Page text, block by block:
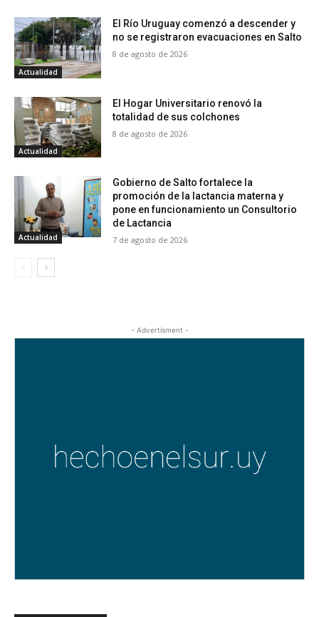
Actualidad
El Río Uruguay comenzó a descender y
no se registraron evacuaciones en Salto
8 de agosto de 2026
Actualidad
El Hogar Universitario renovó la
totalidad de sus colchones
8 de agosto de 2026
Actualidad
Gobierno de Salto fortalece la
promoción de la lactancia materna y
pone en funcionamiento un Consultorio
de Lactancia
7 de agosto de 2026
- Advertisment -